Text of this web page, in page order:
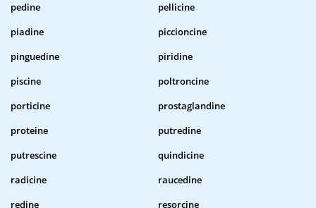
pedine
pellicine
piadine
piccioncine
pinguedine
piridine
piscine
poltroncine
porticine
prostaglandine
proteine
putredine
putrescine
quindicine
radicine
raucedine
redine
resorcine